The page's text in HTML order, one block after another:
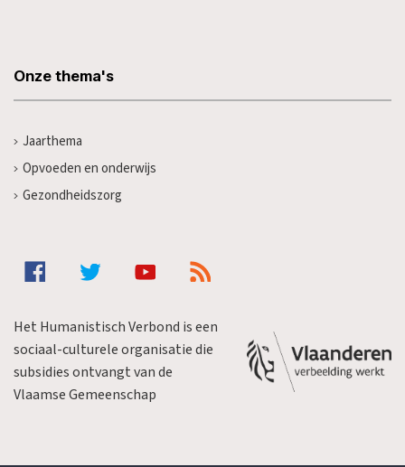
Onze thema's
Jaarthema
Opvoeden en onderwijs
Gezondheidszorg
Het Humanistisch Verbond is een
sociaal-culturele organisatie die
subsidies ontvangt van de
Vlaamse Gemeenschap